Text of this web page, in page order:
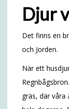
Djur
Det finns en
och Jorden.
När ett
gräs, där våra